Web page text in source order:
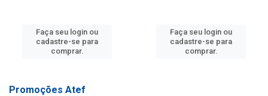
Faça seu login ou
cadastre-se para
comprar.
Faça seu login ou
cadastre-se para
comprar.
Promoções Atef